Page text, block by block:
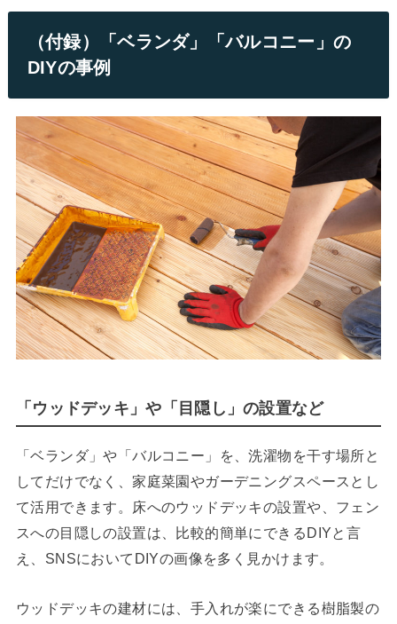
（付録）「ベランダ」「バルコニー」の
DIYの事例
「ウッドデッキ」や「目隠し」の設置など
「ベランダ」や「バルコニー」を、洗濯物を干す場所と
してだけでなく、家庭菜園やガーデニングスペースとし
て活用できます。床へのウッドデッキの設置や、フェン
スへの目隠しの設置は、比較的簡単にできるDIYと言
え、SNSにおいてDIYの画像を多く見かけます。
ウッドデッキの建材には、手入れが楽にできる樹脂製の